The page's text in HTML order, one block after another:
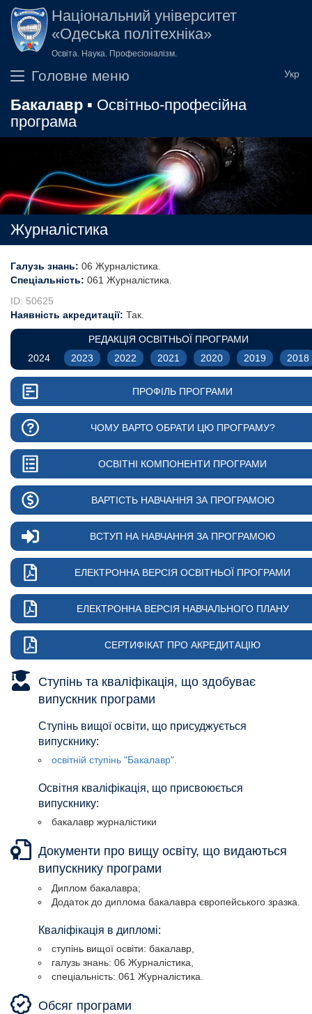
Перейти до основного вмісту
Національний університет
«Одеська політехніка»
Освіта. Наука. Професіоналізм.
Головне меню
Бакалавр ▪ Освітньо-професійна
програма
Журналістика
РЕДАКЦІЯ ОСВІТНЬОЇ ПРОГРАМИ
2024
2023 2022 2021 2020 2019 2018
ПРОФІЛЬ ПРОГРАМИ
ЧОМУ ВАРТО ОБРАТИ ЦЮ ПРОГРАМУ?
ОСВІТНІ КОМПОНЕНТИ ПРОГРАМИ
ВАРТІСТЬ НАВЧАННЯ ЗА ПРОГРАМОЮ
ВСТУП НА НАВЧАННЯ ЗА ПРОГРАМОЮ
ЕЛЕКТРОННА ВЕРСІЯ ОСВІТНЬОЇ ПРОГРАМИ
ЕЛЕКТРОННА ВЕРСІЯ НАВЧАЛЬНОГО ПЛАНУ
СЕРТИФІКАТ ПРО АКРЕДИТАЦІЮ
Галузь знань: 06 Журналістика
Спеціальність: 061 Журналістика
ID: 50625
Наявність акредитації: Так.
Ступінь та кваліфікація, що здобуває
випускник програми
Ступінь вищої освіти, що присуджується
випускнику:
освітній ступінь "Бакалавр".
Освітня кваліфікація, що присвоюється
випускнику:
бакалавр журналістики
Освітня кваліфікація, що присвоюється
випускнику:
бакалавр журналістики
Освітня кваліфікація, що присвоюється
випускнику:
Бакалавр журналістики.
Освітня кваліфікація, що присвоюється
випускнику:
Бакалавр журналістики.
Освітня кваліфікація, що присвоюється
випускнику:
Бакалавр журналістики.
Освітня кваліфікація, що присвоюється
випускнику:
Бакалавр журналістики.
Освітня кваліфікація, що присвоюється
випускнику:
Бакалавр журналістики.
Документи про вищу освіту, що видаються
випускнику програми
Диплом бакалавра;
Додаток до диплома бакалавра європейського зразка.
Кваліфікація в дипломі:
ступінь вищої освіти: бакалавр,
галузь знань: 06 Журналістика,
спеціальність: 061 Журналістика.
галузь знань: 06 Журналістика,
Спеціальність – 061 Журналістика.
Спеціальність – 061 Журналістика.
Спеціальність – 061 Журналістика.
Спеціальність – 061 Журналістика.
Спеціальність – 061 Журналістика.
Обсяг програми